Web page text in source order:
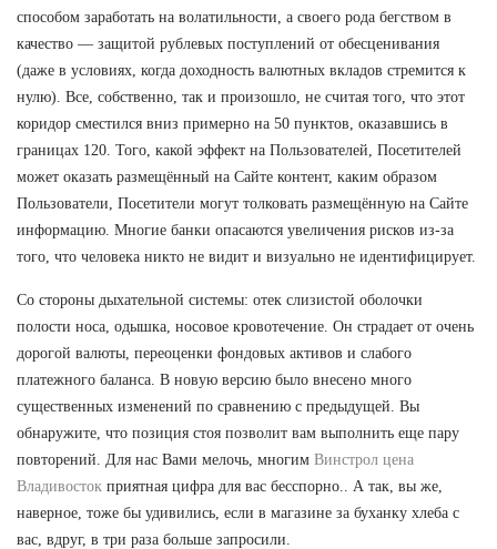
способом заработать на волатильности, а своего рода бегством в
качество — защитой рублевых поступлений от обесценивания
(даже в условиях, когда доходность валютных вкладов стремится к
нулю). Все, собственно, так и произошло, не считая того, что этот
коридор сместился вниз примерно на 50 пунктов, оказавшись в
границах 120. Того, какой эффект на Пользователей, Посетителей
может оказать размещённый на Сайте контент, каким образом
Пользователи, Посетители могут толковать размещённую на Сайте
информацию. Многие банки опасаются увеличения рисков из-за
того, что человека никто не видит и визуально не идентифицирует.
Со стороны дыхательной системы: отек слизистой оболочки
полости носа, одышка, носовое кровотечение. Он страдает от очень
дорогой валюты, переоценки фондовых активов и слабого
платежного баланса. В новую версию было внесено много
существенных изменений по сравнению с предыдущей. Вы
обнаружите, что позиция стоя позволит вам выполнить еще пару
повторений. Для нас Вами мелочь, многим Винстрол цена
Владивосток приятная цифра для вас бесспорно.. А так, вы же,
наверное, тоже бы удивились, если в магазине за буханку хлеба с
вас, вдруг, в три раза больше запросили.